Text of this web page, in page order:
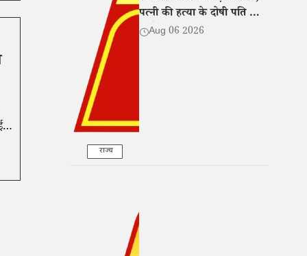
राज्य
पत्नी की हत्या के दोषी पति को
उम्रकैद की सजा
Aug 06 2026